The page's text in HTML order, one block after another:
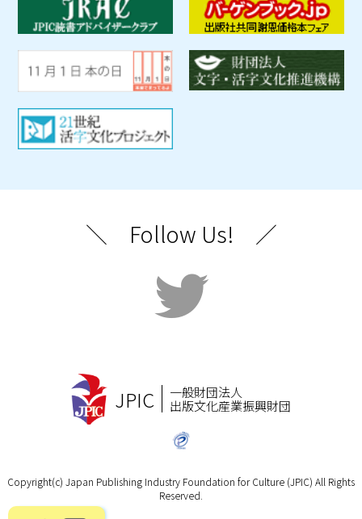
＼ Follow Us! ／
JPIC
一般財団法人
出版文化産業振興財団
Copyright(c) Japan Publishing Industry Foundation for Culture (JPIC) All Rights
Reserved.